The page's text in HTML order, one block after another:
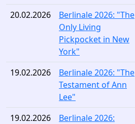
20.02.2026
Berlinale 2026: "The
Only Living
Pickpocket in New
York"
19.02.2026
Berlinale 2026: "The
Testament of Ann
Lee"
19.02.2026
Berlinale 2026: